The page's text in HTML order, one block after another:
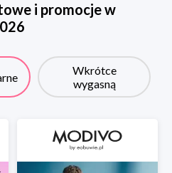
i promocje w
Wkrótce
wygasną